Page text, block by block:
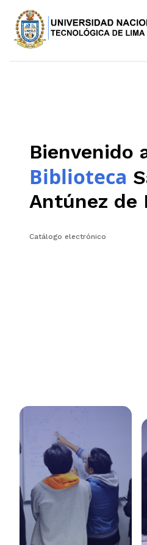
Aula
Bienvenido
Biblioteca
Antúnez de
Catálogo electrónico